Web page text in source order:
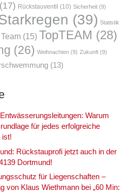
(17) Rückstauventil (10) Sicherheit(9)
(39) Statistik
Team(15) TopTEAM (28)
(26) Weihnachten(9) Zukunft(9)
(13)
War­um
für jedes erfolg­rei­che
ist!
Rück­stau­pro­fi jetzt auch in der
Dort­mund!
für Lie­gen­schaf­ten –
von Klaus Wieth­mann bei „60 Min: